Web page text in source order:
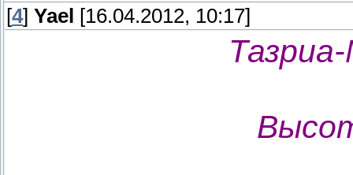
[4] Yael [16.04.2012, 10:17]